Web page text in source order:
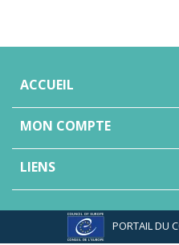
ACCUEIL
MON COMPTE
LIENS
PORTAIL DU